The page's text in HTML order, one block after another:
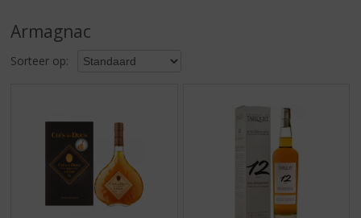
r
n
Armagnac
Sorteer op: